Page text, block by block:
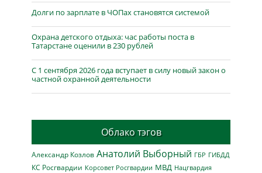
Долги по зарплате в ЧОПах становятся системой
Охрана детского отдыха: час работы поста в
Татарстане оценили в 230 рублей
С 1 сентября 2026 года вступает в силу новый закон о
частной охранной деятельности
Облако тэгов
Александр Козлов Анатолий Выборный ГБР ГИБДД
КС Росгвардии Корсовет Росгвардии МВД Нацгвардия